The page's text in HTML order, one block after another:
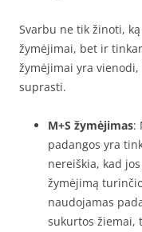
Svarbu ne tik žinoti,
žymėjimai, bet ir
žymėjimai yra
suprasti.
M+S žymėjimas:
padangos yra
nereiškia, kad
žymėjimą
naudojamas
sukurtos žiemai,